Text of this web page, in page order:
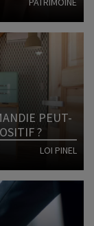
Lire l'article
PEUT-
?
LOI PINEL
Lire l'article